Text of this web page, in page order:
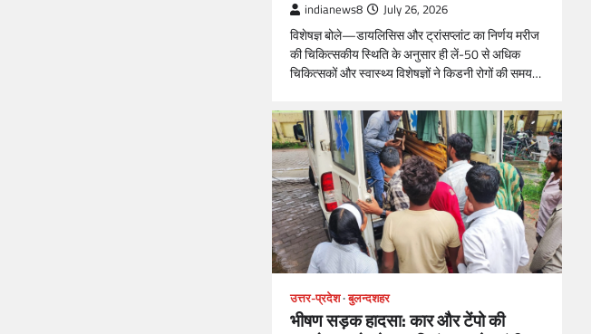
indianews8 July 26, 2026
विशेषज्ञ बोले—डायलिसिस और ट्रांसप्लांट का निर्णय मरीज
की चिकित्सकीय स्थिति के अनुसार ही लें-50 से अधिक
चिकित्सकों और स्वास्थ्य विशेषज्ञों ने किडनी रोगों की समय…
उत्तर-प्रदेश बुलन्दशहर
भीषण सड़क हादसा: कार और टेंपो की